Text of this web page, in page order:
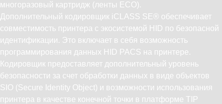
многоразовый картридж (ленты ЕСО).
Дополнительный кодировщик iCLASS SE® обеспечивает
совместимость принтера с экосистемой HID по безопасной
идентификации. Это включает в себя возможность
программирования данных HID PACS на принтере.
Кодировщик предоставляет дополнительный уровень
безопасности за счет обработки данных в виде объектов
SIO (Secure Identity Object) и возможности использования
принтера в качестве конечной точки в платформе TIP